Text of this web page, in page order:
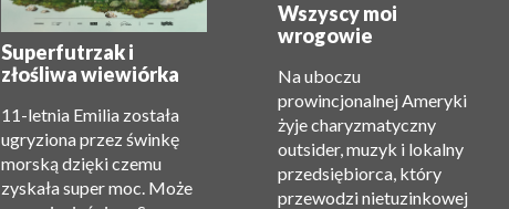
Superfutrzak i
złośliwa wiewiórka
11-letnia Emilia została
ugryziona przez świnkę
morską dzięki czemu
zyskała super moc. Może
Wszyscy moi
wrogowie
Na uboczu
prowincjonalnej Ameryki
żyje charyzmatyczny
outsider, muzyk i lokalny
przedsiębiorca, który
przewodzi nietuzinkowej